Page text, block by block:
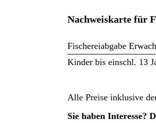
Nachweiskarte für
Fischereiabgabe
Kinder bis einschl. 13
Alle Preise inklusive
Sie haben Interesse?